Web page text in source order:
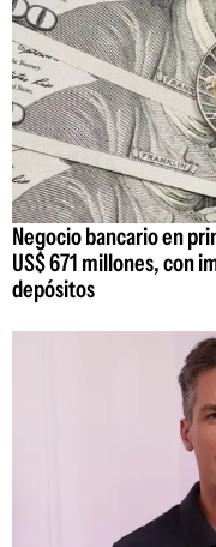
Negocio bancario en
US$ 671 millones, con
depósitos